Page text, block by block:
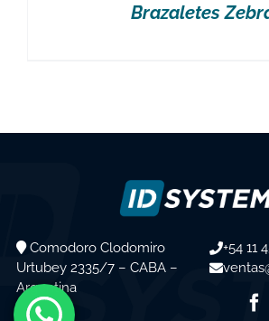
Brazaletes
Comodoro Clodomiro
Urtubey 2335/7 – CABA –
Argentina
+54 11